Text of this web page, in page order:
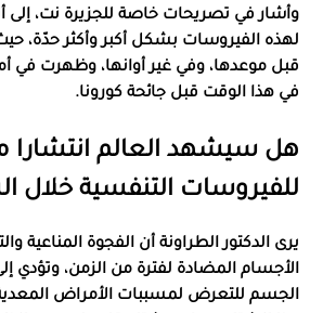
وأشار في تصريحات خاصة للجزيرة نت، إلى
لهذه الفيروسات بشكل أكبر وأكثر حدّة،
قبل موعدها، وفي غير أوانها، وظهرت في
في هذا الوقت قبل جائحة كورونا.
هل سيشهد العالم انتشارا
للفيروسات التنفسية خلال
يرى الدكتور الطراونة أن الفجوة المناعية
الأجسام المضادة لفترة من الزمن، وتؤدي
الجسم للتعرض لمسببات الأمراض